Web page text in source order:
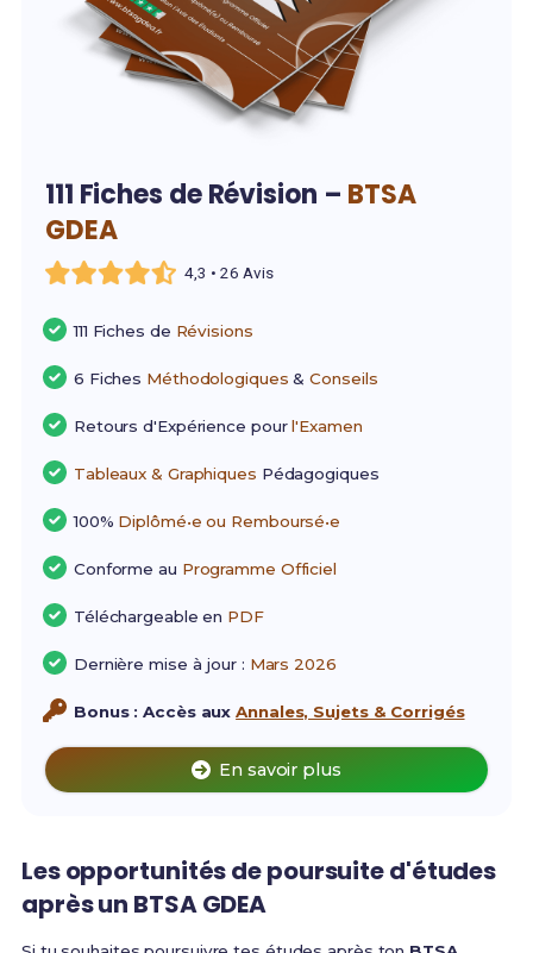
111 Fiches de Révision – BTSA
GDEA
4,3 • 26 Avis
111 Fiches de Révisions
6 Fiches Méthodologiques &Conseils
Retours d'Expérience pourl'Examen
Tableaux & Graphiques Pédagogiques
100% Diplômé•e ou Remboursé•e
Conforme au Programme Officiel
Téléchargeable en PDF
Dernière mise à jour : Mars 2026
Bonus : Accès auxAnnales, Sujets & Corrigés
En savoir plus
Les opportunités de poursuite d'études
après un BTSA GDEA